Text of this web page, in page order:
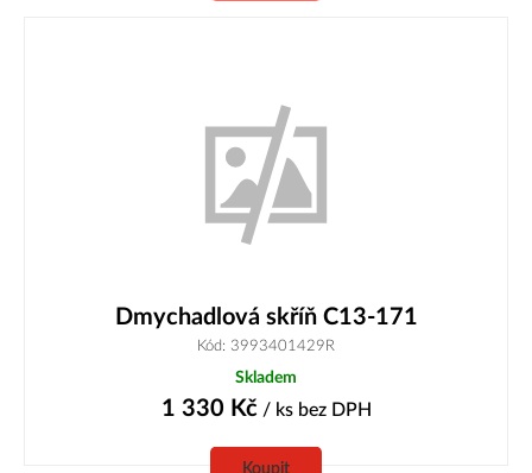
Dmychadlová skříň C13-171
Kód: 3993401429R
Skladem
1 330 Kč/ ks bez DPH
Koupit